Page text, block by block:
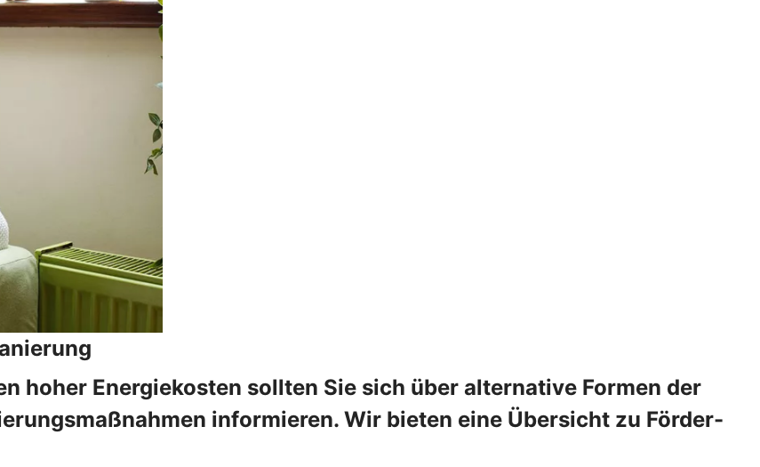
hoher Energiekosten sollten Sie sich über alternative Formen der
informieren. Wir bieten eine Übersicht zu Förder-